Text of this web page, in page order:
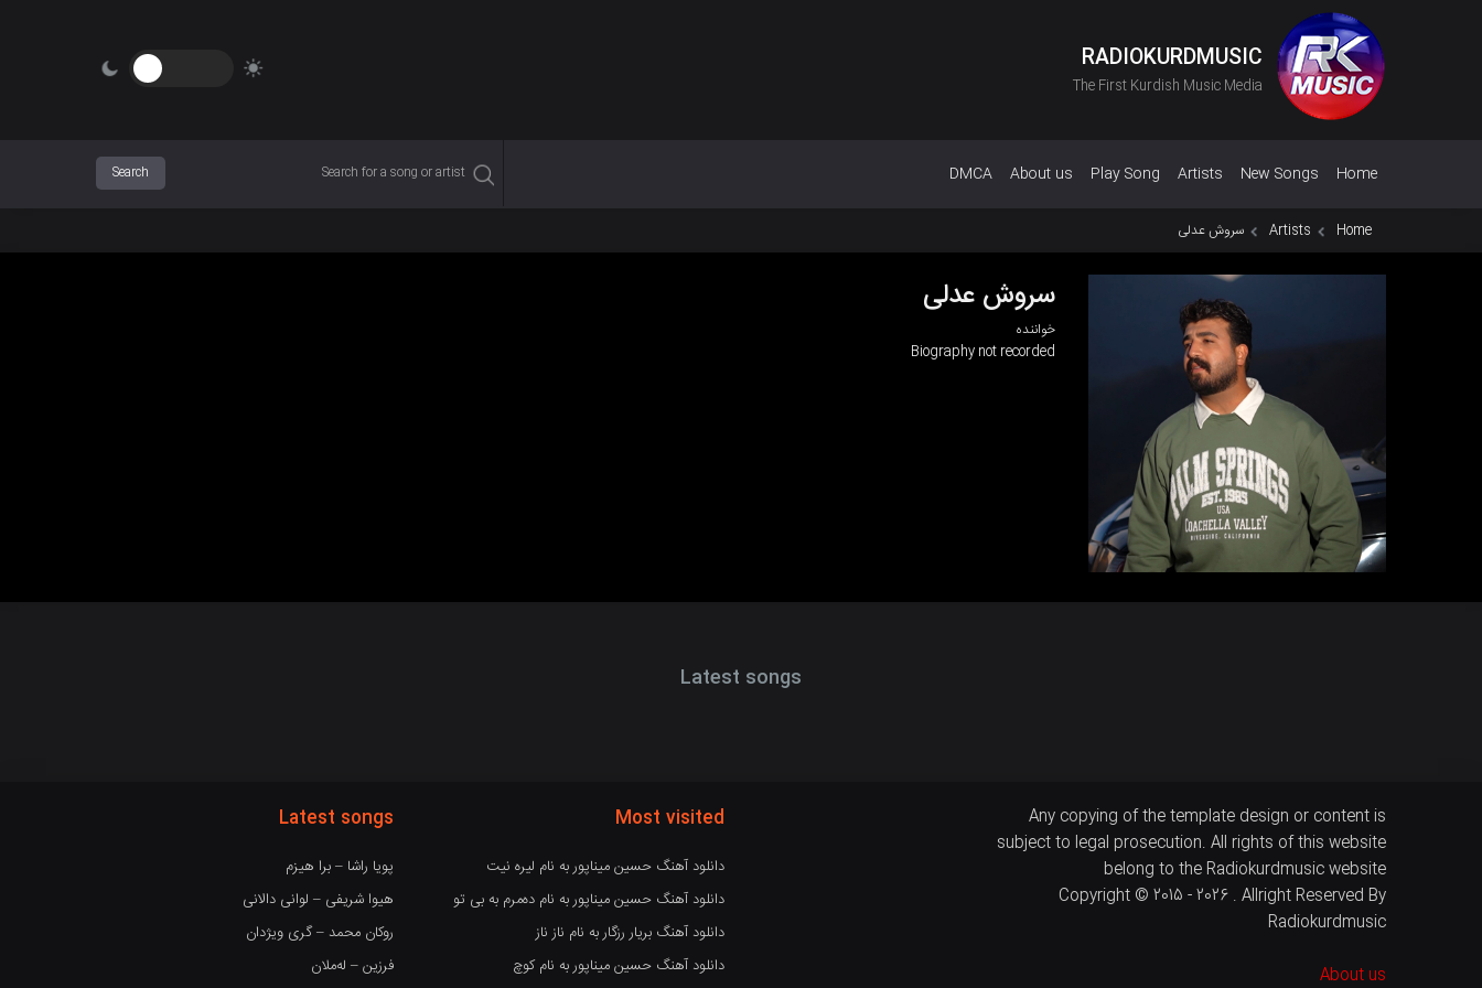
RADIOKURDMUSIC
The First Kurdish Music Media
Home
New Songs
Artists
Play Song
About us
DMCA
Home
Artists سروش عدلی
سروش عدلی
خواننده
Biography not recorded
Latest songs
Any copying of the template design or content is
subject to legal prosecution. All rights of this website
belong to the Radiokurdmusic website
Copyright © 2015 - 2026 . Allright Reserved By
Radiokurdmusic
About us
Most visited
دانلود آهنگ حسین میناپور به نام لیره نیت
دانلود آهنگ حسین میناپور به نام دەمرم بە بی تو
دانلود آهنگ بریار رزگار به نام ناز ناز
دانلود آهنگ حسین میناپور به نام کوچ
Latest songs
پویا راشا – برا هیزم
هیوا شریفی – لوانی دالانی
روکان محمد – گری ویژدان
فرزین – لەملان